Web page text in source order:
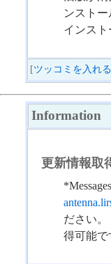
ンスト
インスト
[ツッコミを入れる
Information
更新情報取
ださい。
得可能で